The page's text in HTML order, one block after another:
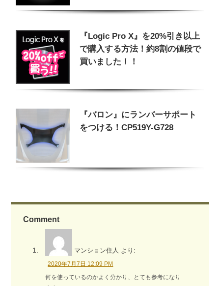
『Logic Pro X』を20%引き以上
で購入する方法！約8割の値段で
買いました！！
『バロン』にランバーサポート
をつける！CP519Y-G728
Comment
マンション住人 より:
2020年7月7日 12:09 PM
何を使っているのかよく分かり、とても参考になり